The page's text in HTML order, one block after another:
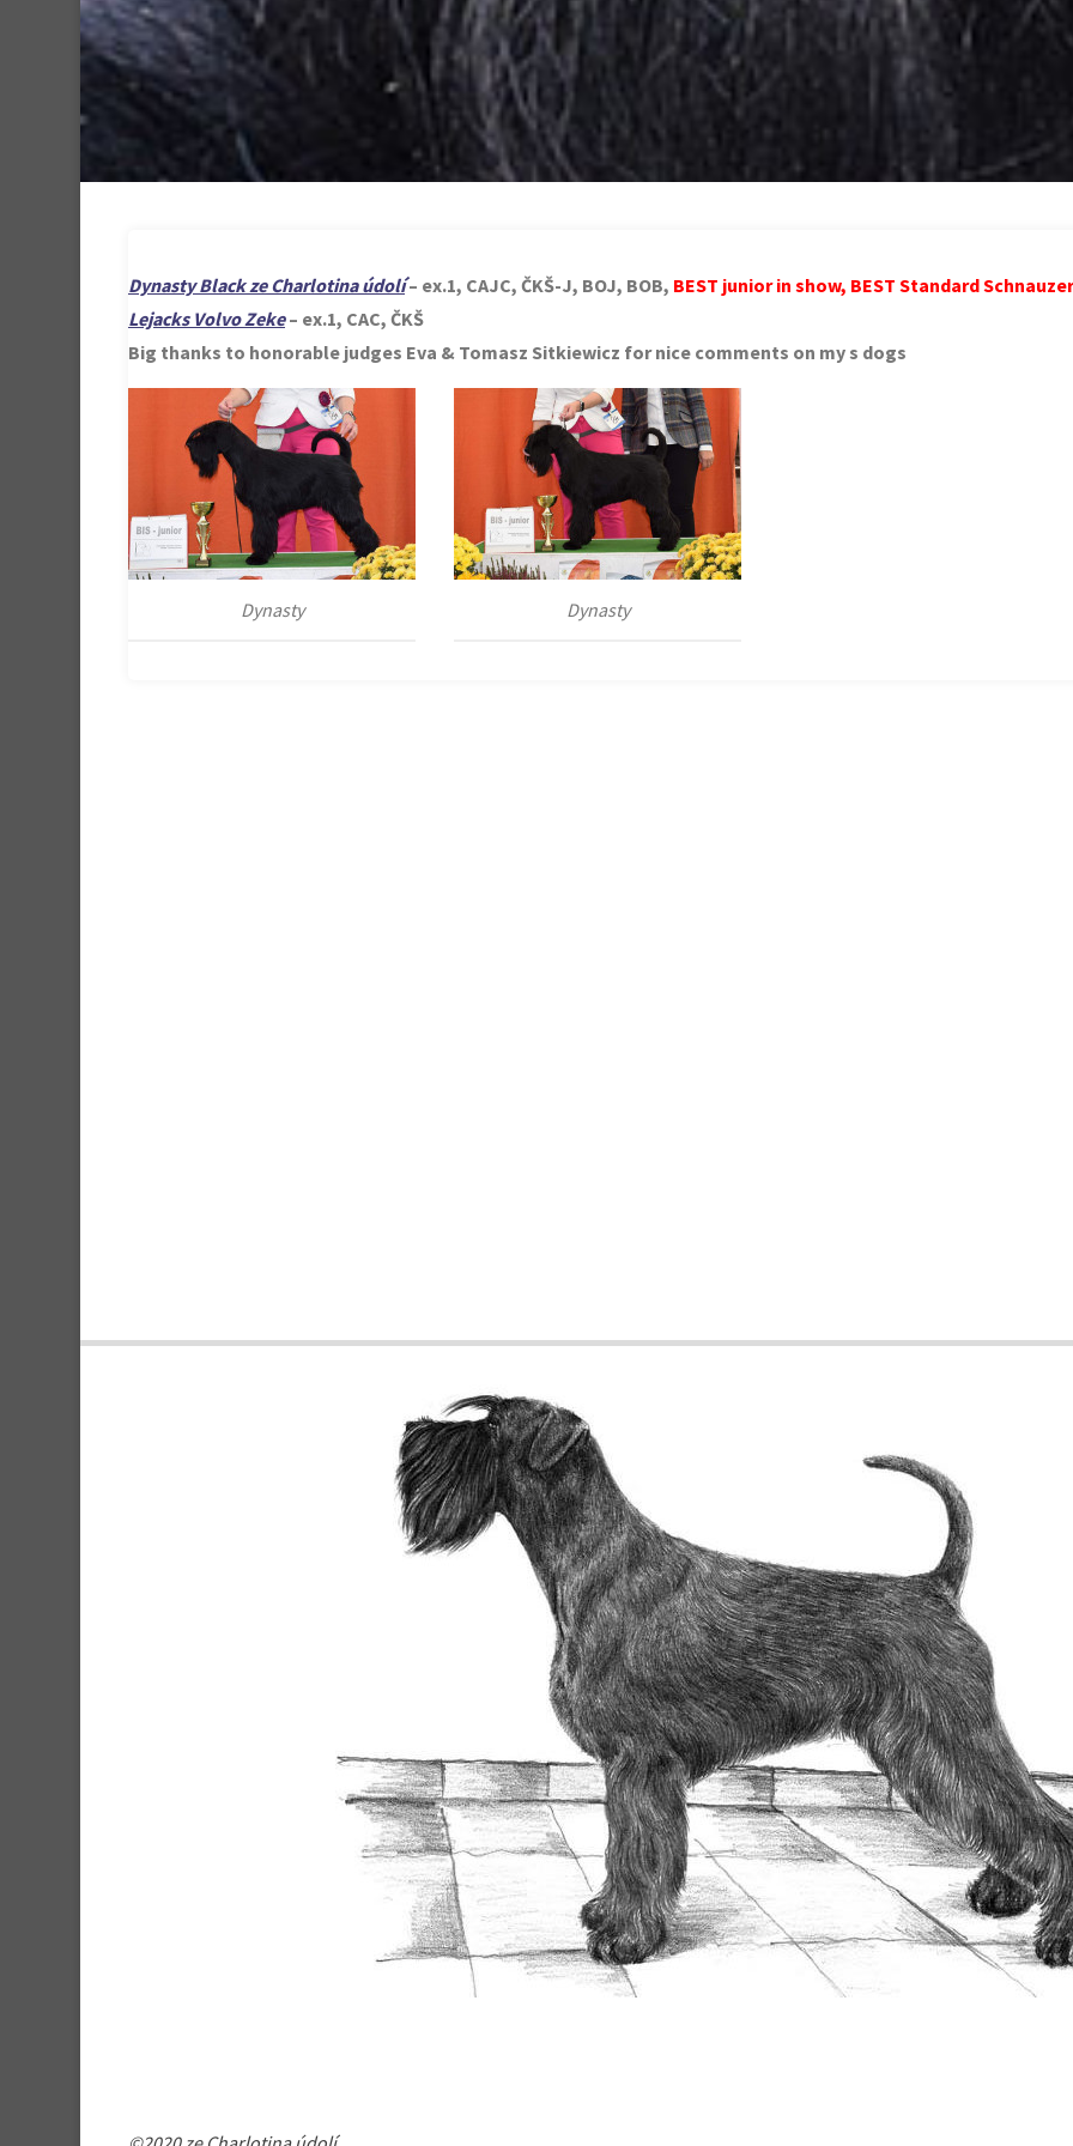
Dynasty Black ze Charlotina údolí– ex.1, CAJC, ČKŠ-J, BOJ, BOB, BEST junior in show, BEST Standard
Lejacks Volvo Zeke– ex.1, CAC, ČKŠ
Big thanks to honorable judges Eva & Tomasz Sitkiewicz for nice comments on my s dogs
Dynasty Dynasty